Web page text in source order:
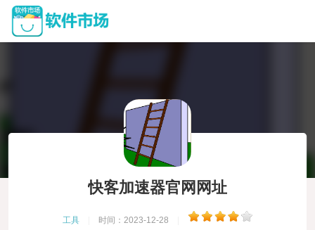
快客加速器官网网址
工具 时间：2023-12-28